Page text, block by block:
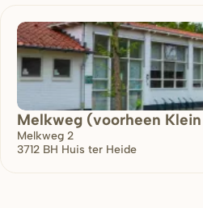
Melkweg (voorheen
Melkweg 2
3712 BH Huis ter Heide